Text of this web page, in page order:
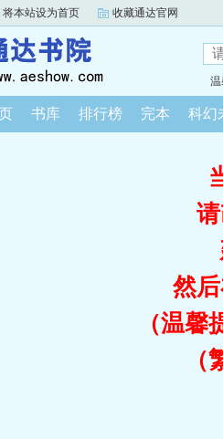
将本站设为首页 收藏通达官网
书库 排行榜 完本 科幻
然
（温